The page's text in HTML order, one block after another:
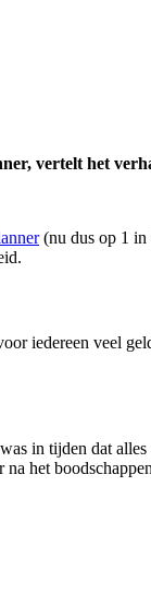
vertelt het
(nu dus op 1 in
iedereen veel
in tijden dat
het